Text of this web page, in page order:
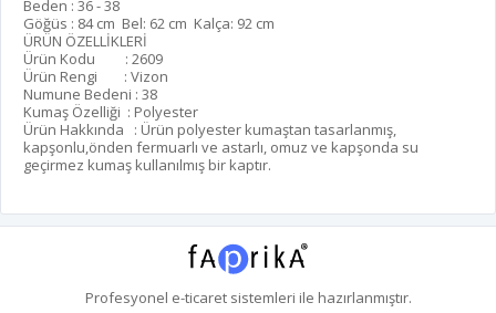
Beden : 36 - 38
Göğüs : 84 cm Bel: 62 cm Kalça: 92 cm
ÜRÜN ÖZELLİKLERİ
Ürün Kodu : 2609
Ürün Rengi : Vizon
Numune Bedeni : 38
Kumaş Özelliği : Polyester
Ürün Hakkında : Ürün polyester kumaştan tasarlanmış,
kapşonlu,önden fermuarlı ve astarlı, omuz ve kapşonda su
geçirmez kumaş kullanılmış bir kaptır.
Profesyonel e-ticaretsistemleri ile hazırlanmıştır.